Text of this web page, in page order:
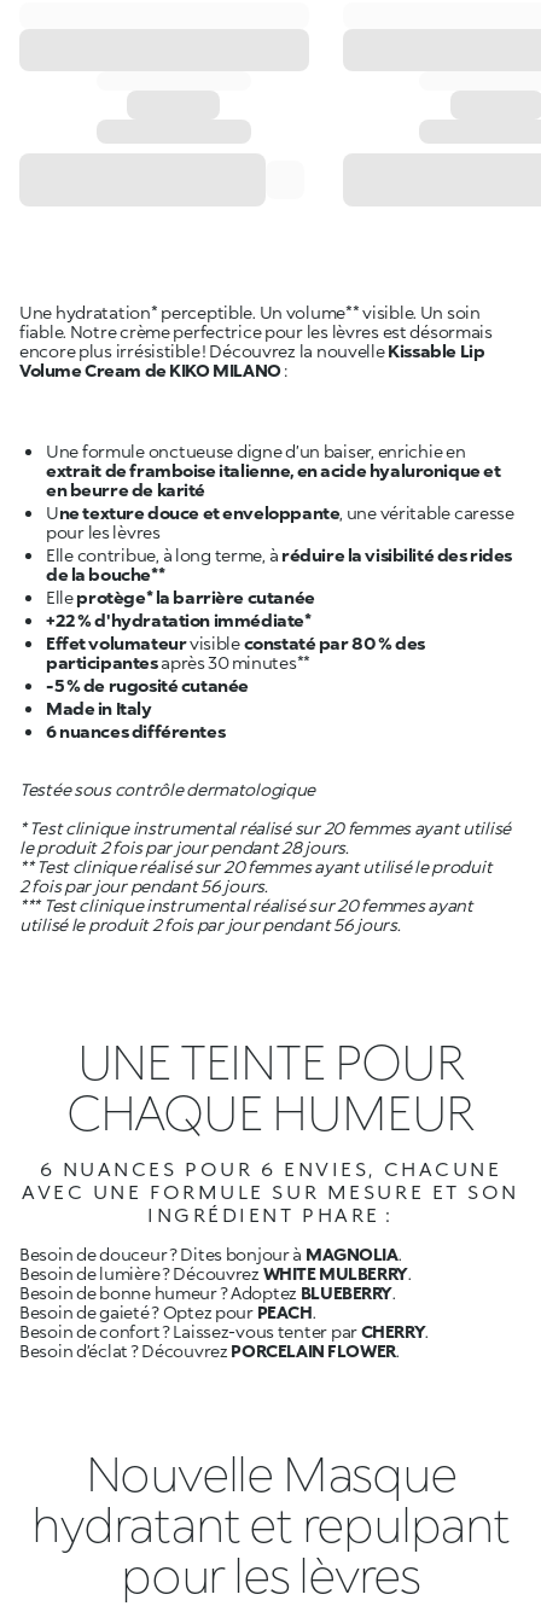
Une hydratation* perceptible. Un volume** visible. Un soin
fiable. Notre crème perfectrice pour les lèvres est désormais
encore plus irrésistible ! Découvrez la nouvelleKissable Lip
Volume Cream de KIKO MILANO:
Une formule onctueuse digne d’un baiser, enrichie en
extrait de framboise italienne, en acide hyaluronique et
en beurre de karité
Une texture douce et enveloppante, une véritable caresse
pour les lèvres
Elle contribue, à long terme, à réduire la visibilité des rides
de la bouche**
Elleprotège* la barrière cutanée
+22 % d'hydratation immédiate*
Effet volumateurvisibleconstaté par 80 % des
participantes
-5 % de rugosité cutanée
Made in Italy
6 nuances différentes
Testée sous contrôle dermatologique
* Test clinique instrumental réalisé sur 20 femmes ayant utilisé
le produit 2 fois par jour pendant 28 jours.
** Test clinique réalisé sur 20 femmes ayant utilisé le produit
2 fois par jour pendant 56 jours.
*** Test clinique instrumental réalisé sur 20 femmes ayant
utilisé le produit 2 fois par jour pendant 56 jours.
UNE TEINTE POUR
CHAQUE HUMEUR
6 NUANCES POUR 6 ENVIES, CHACUNE
AVEC UNE FORMULE SUR MESURE ET SON
INGRÉDIENT PHARE :
Besoin de douceur ? Dites bonjour à MAGNOLIA.
Besoin de lumière ? Découvrez WHITE MULBERRY.
Besoin de bonne humeur ? Adoptez BLUEBERRY.
Besoin de gaieté ? Optez pour PEACH.
Besoin de confort ? Laissez-vous tenter parCHERRY.
Besoin d’éclat ? Découvrez PORCELAIN FLOWER.
Nouvelle Masque
hydratant et repulpant
pour les lèvres